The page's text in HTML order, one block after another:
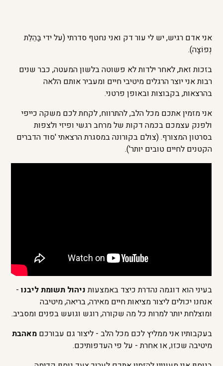
אני אדם רגיש, יש לי עור דק ואני נחטף סדרתי (על ידי בַּהֵלֵת
נְפוֹצָה).
בזכות זאת, לאחר ילדות לא פשוטה בלשון המעטה, כבר שנים
רבות אני יוצר הרגלים מיטיבי חיים ומעביר אותם הלאה
בהרצאות, בקבוצות ובאופן פרטני.
אני מזמין אתכם מכל הלב, להתרווח, לקחת לכם משקה כייפי
ולפנק עצמכם בכמה דקות של מרחב רגשי ופיזי ולצפות
בסרטון המצורף. (צולם בקורונה במסגרת הרצאתי 'סוד הדברים
הקטנים לחיים טובים יותר').
בעיני הוא דוגמה נהדרת כיצד באמצעותניהול תשומת ליבנו -
אנחנו יכולים ליצור מציאות חיים מאירה, בריאה, מיטיבה
ומוצלחת יותר למרות כל מה שקורה, רוגש וגועש בפנים ומסביב.
בעקבותיו אני ממליץ לכם מכל הלב - ליצור גם עבורכםמאהבת
מיטיבה שכזו, או אחרת - על פי העדפותיכם.